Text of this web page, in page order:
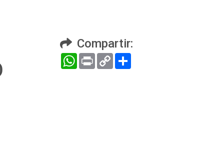
Compartir:
WhatsApp
Print Copy
Link